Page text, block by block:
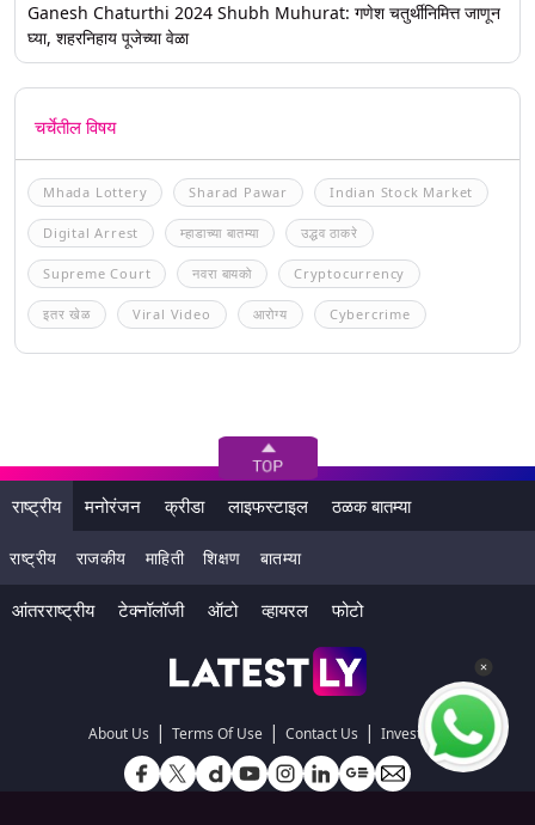
Ganesh Chaturthi 2024 Shubh Muhurat: गणेश चतुर्थीनिमित्त जाणून
घ्या, शहरनिहाय पूजेच्या वेळा
चर्चेतील विषय
Mhada Lottery Sharad Pawar Indian Stock Market
Digital Arrest म्हाडाच्या बातम्या उद्धव ठाकरे
Supreme Court नवरा बायको Cryptocurrency
इतर खेळ Viral Video आरोग्य Cybercrime
राष्ट्रीय मनोरंजन क्रीडा लाइफस्टाइल ठळक बातम्या
राष्ट्रीय राजकीय माहिती शिक्षण बातम्या
आंतरराष्ट्रीय टेक्नॉलॉजी ऑटो व्हायरल फोटो
About Us | Terms Of Use | Contact Us | Investors